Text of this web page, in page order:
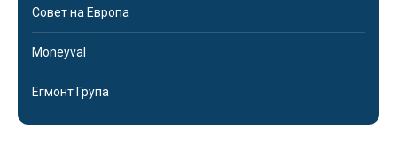
Совет на Европа
Moneyval
Егмонт Група